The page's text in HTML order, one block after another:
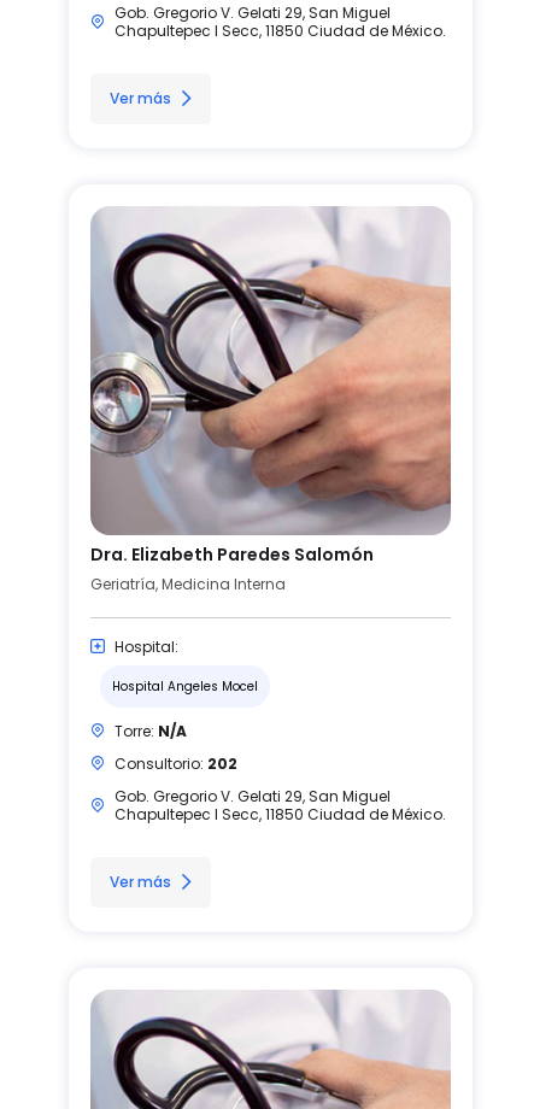
Gob. Gregorio V. Gelati 29, San Miguel
Chapultepec I Secc, 11850 Ciudad de México.
Ver más
Dra. Elizabeth Paredes Salomón
Geriatría, Medicina Interna
Hospital:
Hospital Angeles Mocel
Torre: N/A
Consultorio: 202
Gob. Gregorio V. Gelati 29, San Miguel
Chapultepec I Secc, 11850 Ciudad de México.
Ver más